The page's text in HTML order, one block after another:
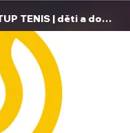
TENIS | děti a dospělí